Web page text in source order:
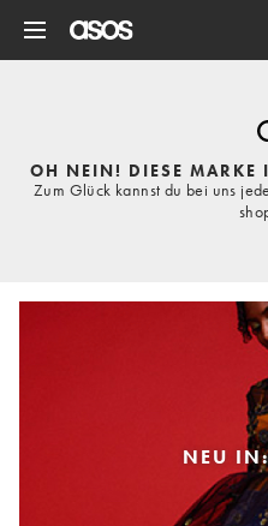
OH NEIN! DIESE MARKE
Zum Glück kannst du bei uns
NEU